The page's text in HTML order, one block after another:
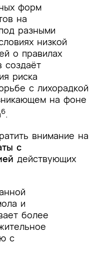
форм
на
разными
низкой
о правилах
создаёт
риска
с лихорадкой
на фоне
6.
внимание на
с
действующих
и
более
с